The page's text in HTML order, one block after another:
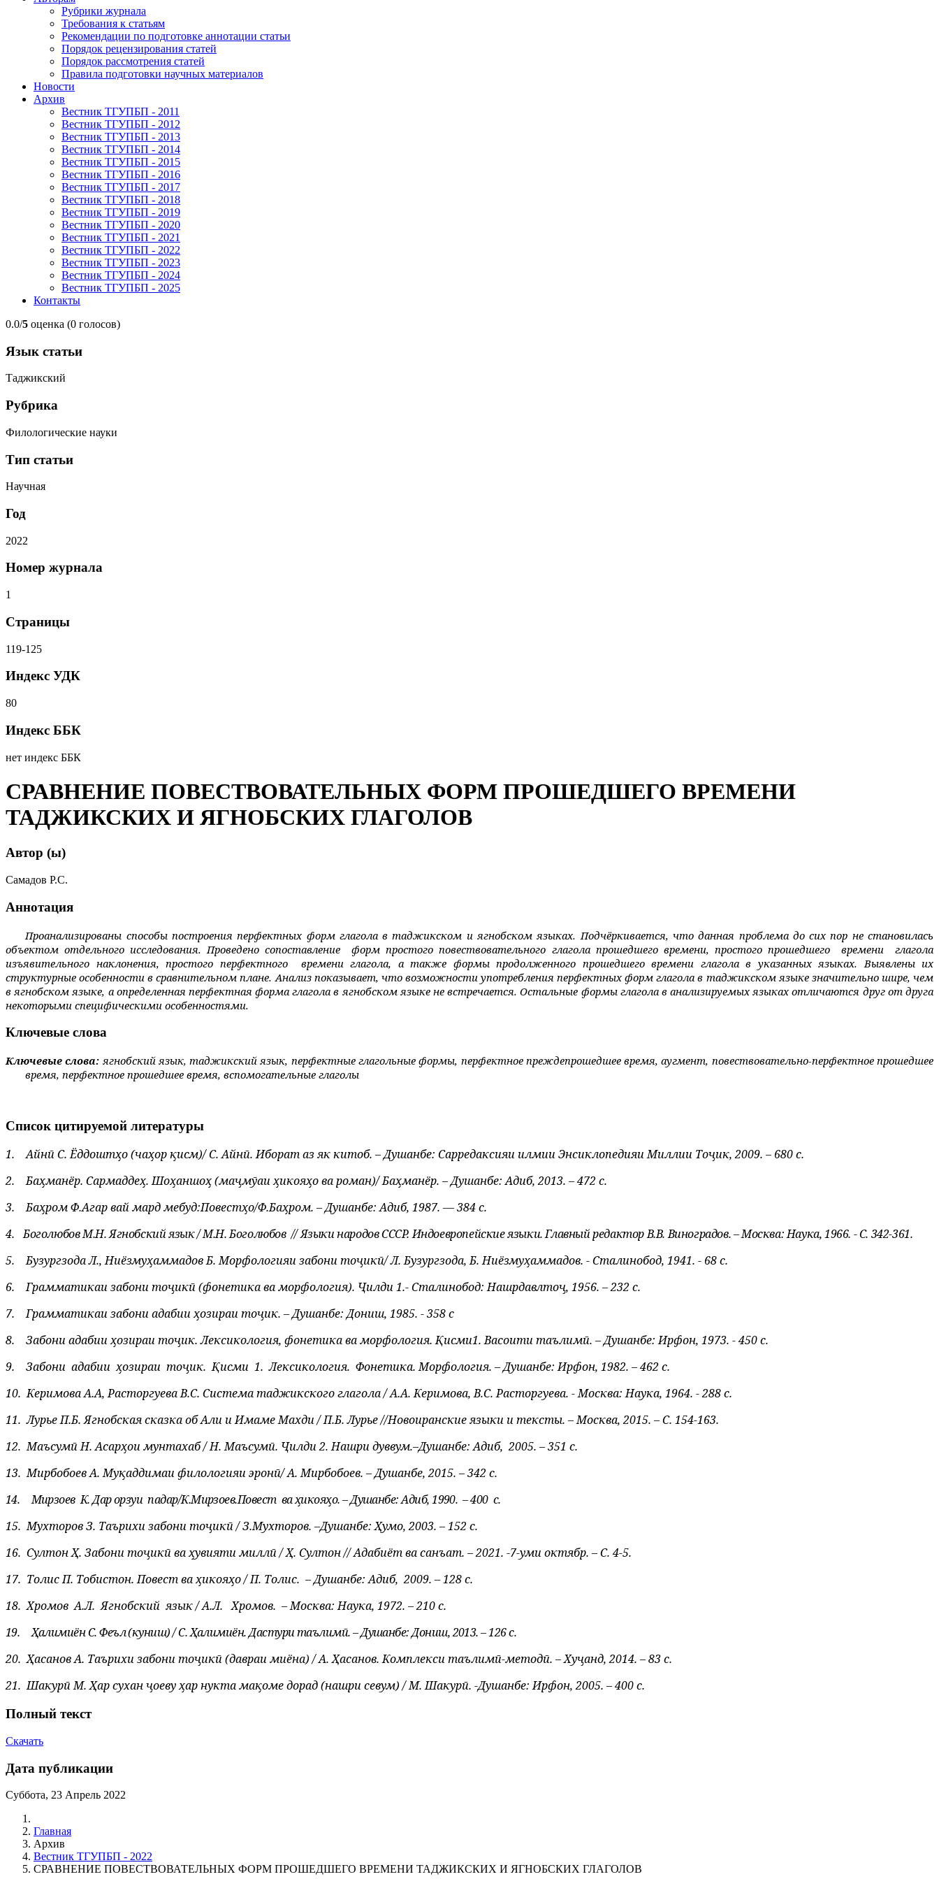
Рубрики журнала
Требования к статьям
Рекомендации по подготовке аннотации статьи
Порядок рецензирования статей
Порядок рассмотрения статей
Правила подготовки научных материалов
Новости
Архив
Вестник ТГУПБП - 2011
Вестник ТГУПБП - 2012
Вестник ТГУПБП - 2013
Вестник ТГУПБП - 2014
Вестник ТГУПБП - 2015
Вестник ТГУПБП - 2016
Вестник ТГУПБП - 2017
Вестник ТГУПБП - 2018
Вестник ТГУПБП - 2019
Вестник ТГУПБП - 2020
Вестник ТГУПБП - 2021
Вестник ТГУПБП - 2022
Вестник ТГУПБП - 2023
Вестник ТГУПБП - 2024
Вестник ТГУПБП - 2025
Контакты
0.0/5 оценка (0 голосов)
Язык статьи
Таджикский
Рубрика
Филологические науки
Тип статьи
Научная
Год
2022
Номер журнала
1
Страницы
119-125
Индекс УДК
80
Индекс ББК
нет индекс ББК
СРАВНЕНИЕ ПОВЕСТВОВАТЕЛЬНЫХ ФОРМ ПРОШЕДШЕГО ВРЕМЕНИ
ТАДЖИКСКИХ И ЯГНОБСКИХ ГЛАГОЛОВ
Автор (ы)
Самадов Р.С.
Аннотация
Проанализированы способы построения перфектных форм глагола в таджикском и ягнобском языках. Подчёркивается, что данная проблема до сих пор не становилась
объектом отдельного исследования. Проведено сопоставление
форм простого повествовательного глагола прошедшего времени, простого прошедшего времени
глагола
изъявительного наклонения, простого перфектного
времени глагола, а также формы продолженного прошедшего времени глагола в указанных языках. Выявлены их
структурные особенности в сравнительном плане. Анализ показывает, что возможности употребления перфектных форм глагола в таджикском языке значительно шире, чем
в ягнобском языке, а определенная перфектная форма глагола в ягнобском языке не встречается. Остальные формы глагола в анализируемых языках отличаются друг от друга
некоторыми специфическими особенностями.
Ключевые слова
Ключевые слова: ягнобский язык, таджикский язык, перфектные глагольные формы, перфектное преждепрошедшее время, аугмент, повествовательно-перфектное прошедшее
время, перфектное прошедшее время, вспомогательные глаголы
Список цитируемой литературы
1.
Айнӣ С. Ёддоштҳо (чаҳор қисм)/ С. Айнӣ. Иборат аз як китоб. – Душанбе: Сарредаксияи илмии Энсиклопедияи Миллии Тоҷик, 2009. – 680 с.
2.
Баҳманёр. Сармаддеҳ. Шоҳаншоҳ (маҷмӯаи ҳикояҳо ва роман)/ Баҳманёр. – Душанбе: Адиб, 2013. – 472 с.
3.
Баҳром Ф.Агар вай мард мебуд:Повестҳо/Ф.Баҳром. – Душанбе: Адиб, 1987. — 384 с.
4. Боголюбов М.Н. Ягнобский язык / М.Н. Боголюбов // Языки народов СССР. Индоевропейские языки. Главный редактор В.В. Виноградов. – Москва: Наука, 1966. - С. 342-361.
5.
Бузургзода Л., Ниёзмуҳаммадов Б. Морфологияи забони тоҷикӣ/ Л. Бузургзода, Б. Ниёзмуҳаммадов. - Сталинобод, 1941. - 68 с.
6.
Грамматикаи забони тоҷикӣ (фонетика ва морфология). Ҷилди 1.- Сталинобод: Нашрдавлтоҷ, 1956. – 232 с.
7.
Грамматикаи забони адабии ҳозираи тоҷик. – Душанбе: Дониш, 1985. - 358 с
8.
Забони адабии ҳозираи тоҷик. Лексикология, фонетика ва морфология. Қисми1. Васоити таълимӣ. – Душанбе: Ирфон, 1973. - 450 с.
9.
Забони адабии ҳозиpаи тоҷик. Қисми 1. Лексикология. Фонетика. Моpфология. – Душанбе: Иpфон, 1982. – 462 с.
10. Керимова А.А, Расторгуева B.C. Система таджикского глагола / А.А. Керимова, B.C. Расторгуева. - Москва: Наука, 1964. - 288 с.
11. ЛурьеП.Б. Ягнобская сказка об Али и Имаме Махди / П.Б. Лурье//Новоиранские языки и тексты. – Москва, 2015. – С. 154-163.
12. Маъсумӣ Н. Асарҳои мунтахаб / Н. Маъсумӣ. Ҷилди 2. Нашри дуввум.–Душанбе: Адиб, 2005. – 351 с.
13. Мирбобоев А. Муқаддимаи филологияи эронӣ/ А. Мирбобоев. – Душанбе, 2015. – 342 с.
14.
Мирзоев К. Дар орзуи падар/К.Мирзоев.Повест ва ҳикояҳо. – Душанбе: Адиб, 1990. – 400 с.
15. Мухторов З. Таърихи забони тоҷикӣ / З.Мухторов. –Душанбе: Ҳумо, 2003. – 152 с.
16. Султон Ҳ. Забони тоҷикӣ ва ҳувияти миллӣ / Ҳ. Султон // Адабиёт ва санъат. – 2021. -7-уми октябр. – С. 4-5.
17. Толис П. Тобистон. Повест ва ҳикояҳо / П. Толис. – Душанбе: Адиб, 2009. – 128 с.
18. Хромов А.Л. Ягнобский язык / А.Л. Хромов. – Москва: Наука, 1972. – 210 с.
19.
Ҳалимиён С. Феъл (куниш) / С. Ҳалимиён. Дастури таълимӣ. – Душанбе: Дониш, 2013. – 126 с.
20. Ҳасанов А. Таърихи забони тоҷикӣ (давраи миёна) / А. Ҳасанов. Комплекси таълимӣ-методӣ. – Хуҷанд, 2014. – 83 с.
21. Шакурӣ М. Ҳар сухан ҷоеву ҳар нукта мақоме дорад (нашри севум) / М. Шакурӣ. -Душанбе: Ирфон, 2005. – 400 с.
Полный текст
Скачать
Дата публикации
Суббота, 23 Апрель 2022
Главная
Архив
Вестник ТГУПБП - 2022
СРАВНЕНИЕ ПОВЕСТВОВАТЕЛЬНЫХ ФОРМ ПРОШЕДШЕГО ВРЕМЕНИ ТАДЖИКСКИХ И ЯГНОБСКИХ ГЛАГОЛОВ